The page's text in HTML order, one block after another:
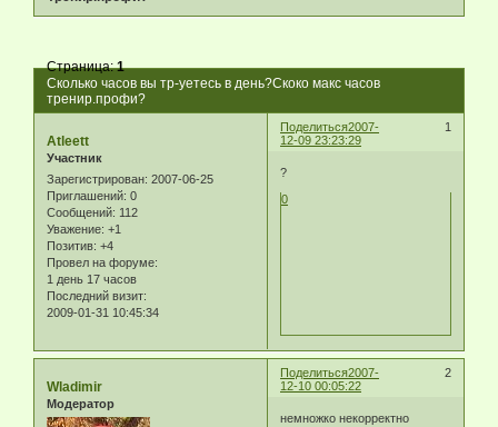
Сколько часов вы тр-уетесь в день?Скоко макс часов
тренир.профи?
Страница:1
Поделиться 1
2007-
12-09 23:23:29
Atleett
Участник
Зарегистрирован: 2007-06-25
Приглашений: 0
Сообщений: 112
Уважение: +1
Позитив: +4
Провел на форуме:
1 день 17 часов
Последний визит:
2009-01-31 10:45:34
?
0
Поделиться 2
2007-
12-10 00:05:22
Wladimir
Модератор
немножко некорректно